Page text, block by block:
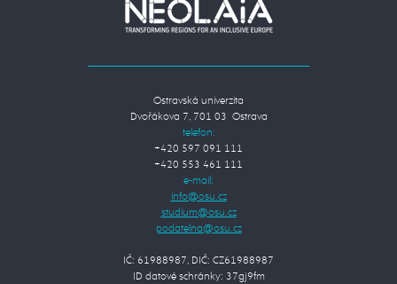
Ostravská univerzita
Dvořákova 7, 701 03 Ostrava
telefon:
+420 597 091 111
+420 553 461 111
e-mail:
IČ: 61988987, DIČ: CZ61988987
ID datové schránky: 37gj9fm